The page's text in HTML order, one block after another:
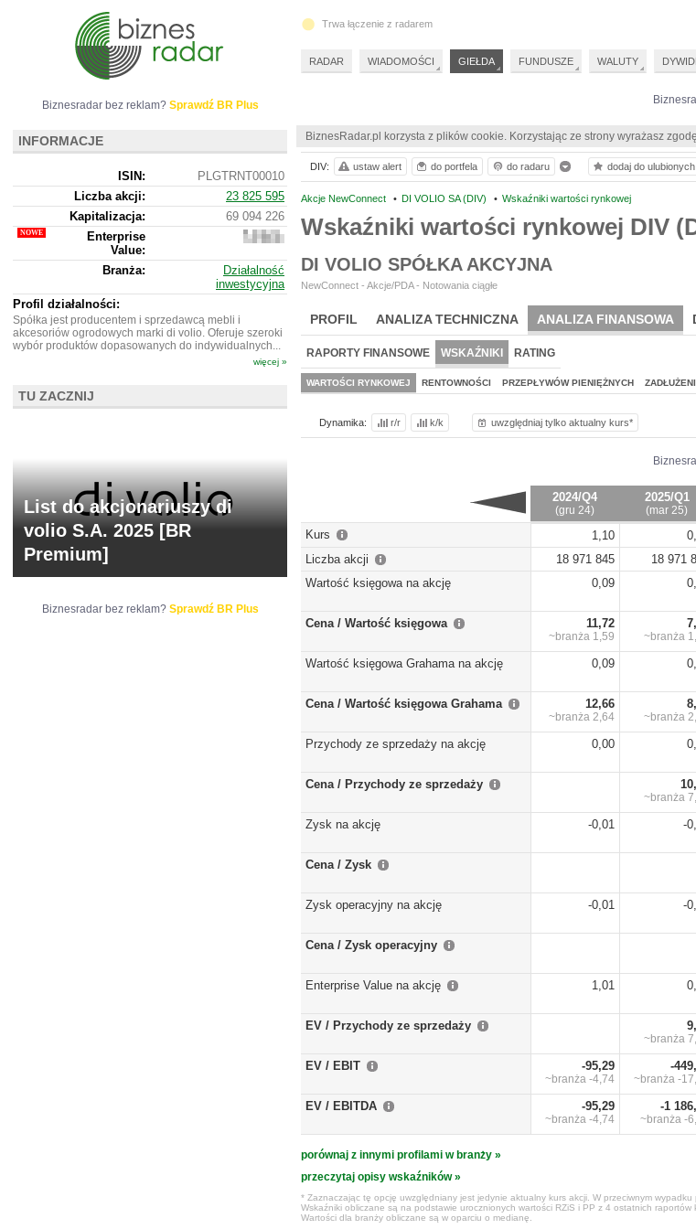
BiznesRadar.pl korzysta z plików cookie. Korzystając ze strony wyrażasz
Akcje NewConnect • DI VOLIO SA (DIV) • Wskaźniki wartości rynkowej
Wskaźniki wartości rynkowej DIV
DI VOLIO SPÓŁKA AKCYJNA
NewConnect - Akcje/PDA - Notowania ciągłe
PROFIL ANALIZA TECHNICZNA ANALIZA FINANSOWA
RAPORTY FINANSOWE WSKAŹNIKI RATING
WARTOŚCI RYNKOWEJ RENTOWNOŚCI PRZEPŁYWÓW PIENIĘŻNYCH
Dynamika: r/r k/k uwzględniaj tylko aktualny kurs*
2024/Q4
(gru 24)
2025/Q1
(mar 25)
Kurs 1,10
Liczba akcji
18 971 845 18 971
Wartość księgowa na akcję
0,09
Cena / Wartość księgowa 11,72
~branża 1,59 ~branża
Wartość księgowa Grahama na akcję 0,09
Cena / Wartość księgowa Grahama 12,66
~branża 2,64 ~branża
Przychody ze sprzedaży na akcję 0,00
Cena / Przychody ze sprzedaży
~branża
Zysk na akcję -0,01 -
Cena / Zysk
Zysk operacyjny na akcję -0,01 -
Cena / Zysk operacyjny
Enterprise Value na akcję 1,01
EV / Przychody ze sprzedaży
~branża
EV / EBIT -95,29
~branża -4,74
-
~branża -
EV / EBITDA -95,29
~branża -4,74
-1
~branża -
porównaj z innymi profilami w branży »
przeczytaj opisy wskaźników »
* Zaznaczając tę opcję uwzględniany jest jedynie aktualny kurs akcji. W przeciwnym
Wskaźniki obliczane są na podstawie urocznionych wartości RZiS i PP z 4 ostatnich raportów
Wartości dla branży obliczane są w oparciu o medianę.
DIV: ustaw alert do portfela do radaru dodaj do ulubionych
Biznesradar bez reklam? Sprawdź BR Plus
INFORMACJE
ISIN:
PLGTRNT00010
Liczba akcji:
23 825 595
Kapitalizacja:
69 094 226
Enterprise
Value:
68
226
Branża:
Działalność
inwestycyjna
Profil działalności:
Spółka jest producentem i sprzedawcą mebli i
akcesoriów ogrodowych marki di volio. Oferuje szeroki
wybór produktów dopasowanych do indywidualnych...
więcej »
TU ZACZNIJ
List do akcjonariuszy di
volio S.A. 2025 [BR
Premium]
Biznesradar bez reklam? Sprawdź BR Plus
Trwa łączenie z radarem
RADAR WIADOMOŚCI GIEŁDA FUNDUSZE WALUTY